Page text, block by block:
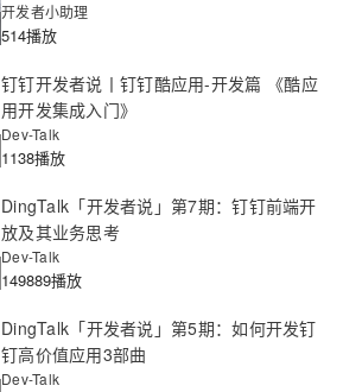
开发者小助理
514播放
钉钉开发者说丨钉钉酷应用-开发篇 《酷应
用开发集成入门》
Dev-Talk
1138播放
DingTalk「开发者说」第7期：钉钉前端开
放及其业务思考
Dev-Talk
149889播放
DingTalk「开发者说」第5期：如何开发钉
钉高价值应用3部曲
Dev-Talk